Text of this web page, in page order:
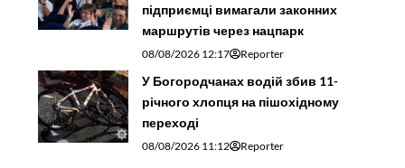
підприємці вимагали законних
маршрутів через нацпарк
08/08/2026 12:17 Reporter
У Богородчанах водій збив 11-
річного хлопця на пішохідному
переході
08/08/2026 11:12 Reporter